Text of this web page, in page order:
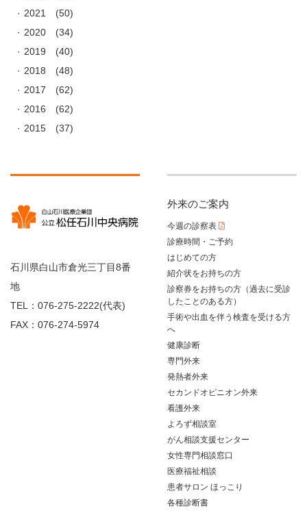
2021
(50)
2020
(34)
2019
(40)
2018
(48)
2017
(62)
2016
(62)
2015
(37)
石川県白山市倉光三丁目8番
地
TEL：076-275-2222(代表)
FAX：076-274-5974
外来のご案内
今週の診察表
診療時間・ご予約
はじめての方
紹介状をお持ちの方
診察券をお持ちの方（過去に受診
したことのある方）
手術や出血を伴う検査を受ける方
へ
健康診断
専門外来
発熱者外来
セカンドオピニオン外来
看護外来
よろず相談室
がん相談支援センター
女性専門相談窓口
医療福祉相談
患者サロン ほっこり
各種診断書